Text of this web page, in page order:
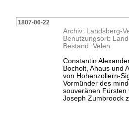
1807-06-22
Archiv: Landsberg-
Benutzungsort:
Bestand: Velen
Constantin
Bocholt, Ahaus und
von Hohenzollern-
Vormünder des
souveränen Fürsten
Joseph Zumbroock